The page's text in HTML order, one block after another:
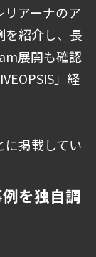
アーナのア
を紹介し、長
展開も確認
」経
に掲載してい
を独自調